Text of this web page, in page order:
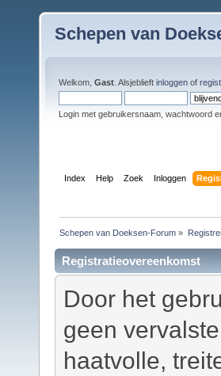
Schepen van
Welkom, Gast . Alsjeblieft inloggen of
Login met gebruikersnaam, wachtwoord
Index Help Zoek Inloggen
Schepen van Doeksen-Forum »
Registratieovereenkomst
Door het
geen
haatvolle,